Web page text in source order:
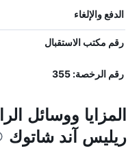
الدفع والإلغاء
رقم مكتب الاستقبال
رقم الرخصة: 355
المزايا ووسائل
ريليس آند شاتوك